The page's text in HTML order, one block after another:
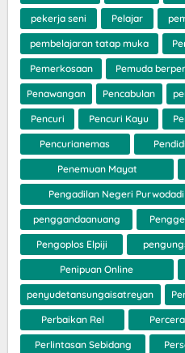
pekerja seni Pelajar
pembelajaran tatap muka
Pemerkosaan Pemuda
Penawangan Pencabulan
Pencuri Pencuri Kayu
Pencurianemas
Penemuan Mayat
Pengadilan Negeri Purwodadi
penggandaanuang
Pengoplos Elpiji
Penipuan Online
penyudetansungaisatreyan
Perbaikan Rel
Perlintasan Sebidang